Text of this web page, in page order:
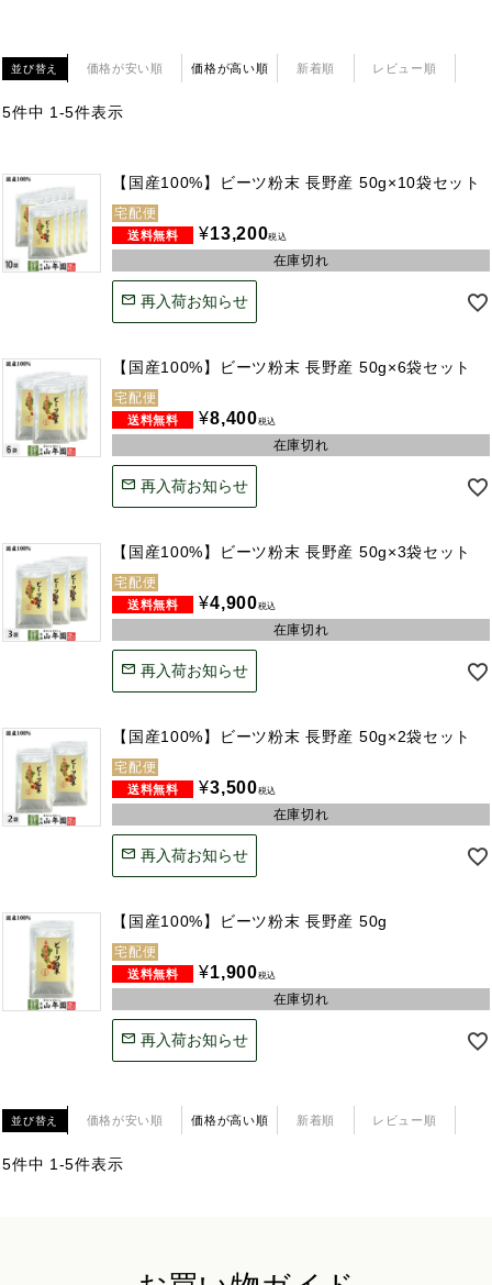
並び替え 価格が安い順 価格が高い順 新着順 レビュー順
5件中 1-5件表示
【国産100%】ビーツ粉末 長野産 50g×10袋セット
宅配便
¥13,200税込
在庫切れ
再入荷お知らせ
【国産100%】ビーツ粉末 長野産 50g×6袋セット
宅配便
¥8,400税込
在庫切れ
再入荷お知らせ
【国産100%】ビーツ粉末 長野産 50g×3袋セット
宅配便
¥4,900税込
在庫切れ
再入荷お知らせ
【国産100%】ビーツ粉末 長野産 50g×2袋セット
宅配便
¥3,500税込
在庫切れ
再入荷お知らせ
【国産100%】ビーツ粉末 長野産 50g
宅配便
¥1,900税込
在庫切れ
再入荷お知らせ
並び替え 価格が安い順 価格が高い順 新着順 レビュー順
5件中 1-5件表示